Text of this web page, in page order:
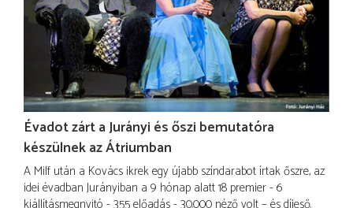
Évadot zárt a Jurányi és őszi bemutatóra
készülnek az Átriumban
A Milf után a Kovács ikrek egy újabb színdarabot írtak őszre, az
idei évadban Jurányiban a 9 hónap alatt 18 premier - 6